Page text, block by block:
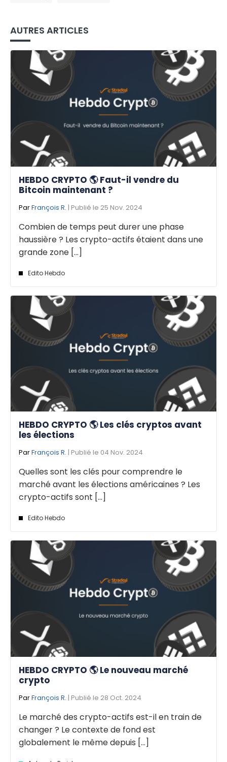
AUTRES ARTICLES
HEBDO CRYPTO 🌎 Faut-il vendre du
Bitcoin maintenant ?
ParFrançois R. | Publié le 25 Nov. 2024
Combien de temps peut durer une phase
haussière ? Les crypto-actifs étaient dans une
grande zone [...]
Edito Hebdo
HEBDO CRYPTO 🌎 Les clés cryptos avant
les élections
ParFrançois R. | Publié le 04 Nov. 2024
Quelles sont les clés pour comprendre le
marché avant les élections américaines ? Les
crypto-actifs sont [...]
Edito Hebdo
HEBDO CRYPTO 🌎 Le nouveau marché
crypto
ParFrançois R. | Publié le 28 Oct. 2024
Le marché des crypto-actifs est-il en train de
changer ? Le contexte de fond est
globalement le même depuis [...]